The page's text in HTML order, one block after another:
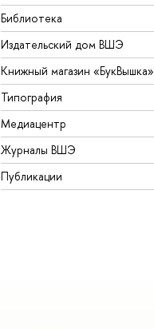
Библиотека
Издательский дом ВШЭ
Книжный магазин «БукВышка»
Типография
Медиацентр
Журналы ВШЭ
Публикации